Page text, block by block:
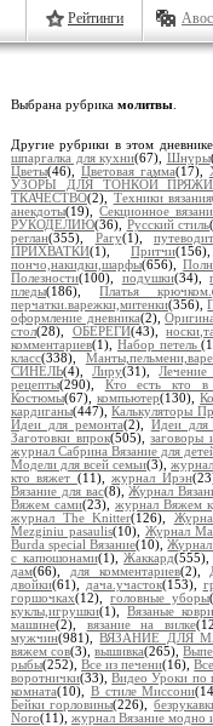
Рейтинги
Выбрана рубрика молитвы
Другие рубрики в этом
шпаргалка для кухни(67), Шнуры
Цветы(46), Цветовая гамма(17),
УЗОРЫ ДЛЯ ТОНКОЙ
ТКАЧЕСТВО(2), Техники вязания
анекдоты(19),Секционное
РУКОДЕЛИЮ(36), Русский стиль
реглан(355), Рагу(1),
ПРИХВАТКИ(1), Притчи
пончо,накидки,шарфы(656),
Полезности(100), подушки(34),
пледы(186),Платья крючком.
перчатки.варежки,митенки(356),
оформление дневника(2),
стол(28), ОБЕРЕГИ(43),
комментариев(1), Набор петель
класс(338),
СИНЕЛЬ(4), Лиру(31), Лечение
рецепты(290), Кто есть кто в
Костюмы(67),компьютер(130),
кардиганы(447),Калькуляторы
Идеи для ремонта(2), Идеи для
Заготовки впрок(505),заговоры
журнал Сабрина Вязание для
Модели для всей семьи(3),
кто вяжет (11),журнал Ирэн
Вязание для вас(8),Журнал
Вяжем сами(23),журнал Вяжем
журнал The Knitter(126),
Mezginiu pasaulis(10), Журнал
Burda special Вязание(10),Журнал
с капюшонами(1),Жаккард
дам(66), для комментариев(2),
двойки(61), дача.участок(153),
горшочках(12), головные уборы
куклы,игрушки(1), Вязаные
машине(2), вязание на вилке
мужчин(981),ВЯЗАНИЕ ДЛЯ
вяжем сов(3),вышивка(265),
рыбы(252),Все из печени(16),
воротнички(33),Видео Уроки по
комната(10), В стиле Миссони
Бейки горловины(226),
Noro(11), журнал Вязание модно